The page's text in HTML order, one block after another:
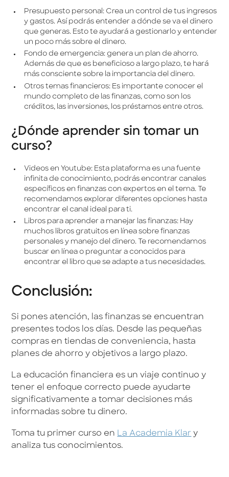
Presupuesto personal: Crea un control de tus ingresos
y gastos. Así podrás entender a dónde se va el dinero
que generas. Esto te ayudará a gestionarlo y entender
un poco más sobre el dinero.
Fondo de emergencia: genera un plan de ahorro.
Además de que es beneficioso a largo plazo, te hará
más consciente sobre la importancia del dinero.
Otros temas financieros: Es importante conocer el
mundo completo de las finanzas, como son los
créditos, las inversiones, los préstamos entre otros.
¿Dónde aprender sin tomar un
curso?
Videos en Youtube: Esta plataforma es una fuente
infinita de conocimiento, podrás encontrar canales
específicos en finanzas con expertos en el tema. Te
recomendamos explorar diferentes opciones hasta
encontrar el canal ideal para ti.
Libros para aprender a manejar las finanzas: Hay
muchos libros gratuitos en línea sobre finanzas
personales y manejo del dinero. Te recomendamos
buscar en línea o preguntar a conocidos para
encontrar el libro que se adapte a tus necesidades.
Conclusión:
Si pones atención, las finanzas se encuentran
presentes todos los días. Desde las pequeñas
compras en tiendas de conveniencia, hasta
planes de ahorro y objetivos a largo plazo.
La educación financiera es un viaje continuo y
tener el enfoque correcto puede ayudarte
significativamente a tomar decisiones más
informadas sobre tu dinero.
Toma tu primer curso en La Academia Klar y
analiza tus conocimientos.